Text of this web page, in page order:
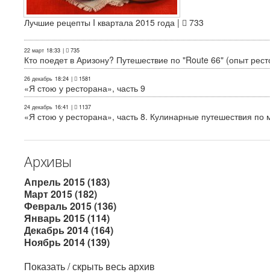
Лучшие рецепты I квартала 2015 года | 733
22 март 18:33 | 735
Кто поедет в Аризону? Путешествие по "Route 66" (опыт
26 декабрь 18:24 | 1581
«Я стою у ресторана», часть 9
24 декабрь 16:41 | 1137
«Я стою у ресторана», часть 8. Кулинарные путешествия по
Архивы
Апрель 2015 (183)
Март 2015 (182)
Февраль 2015 (136)
Январь 2015 (114)
Декабрь 2014 (164)
Ноябрь 2014 (139)
Показать / скрыть весь архив